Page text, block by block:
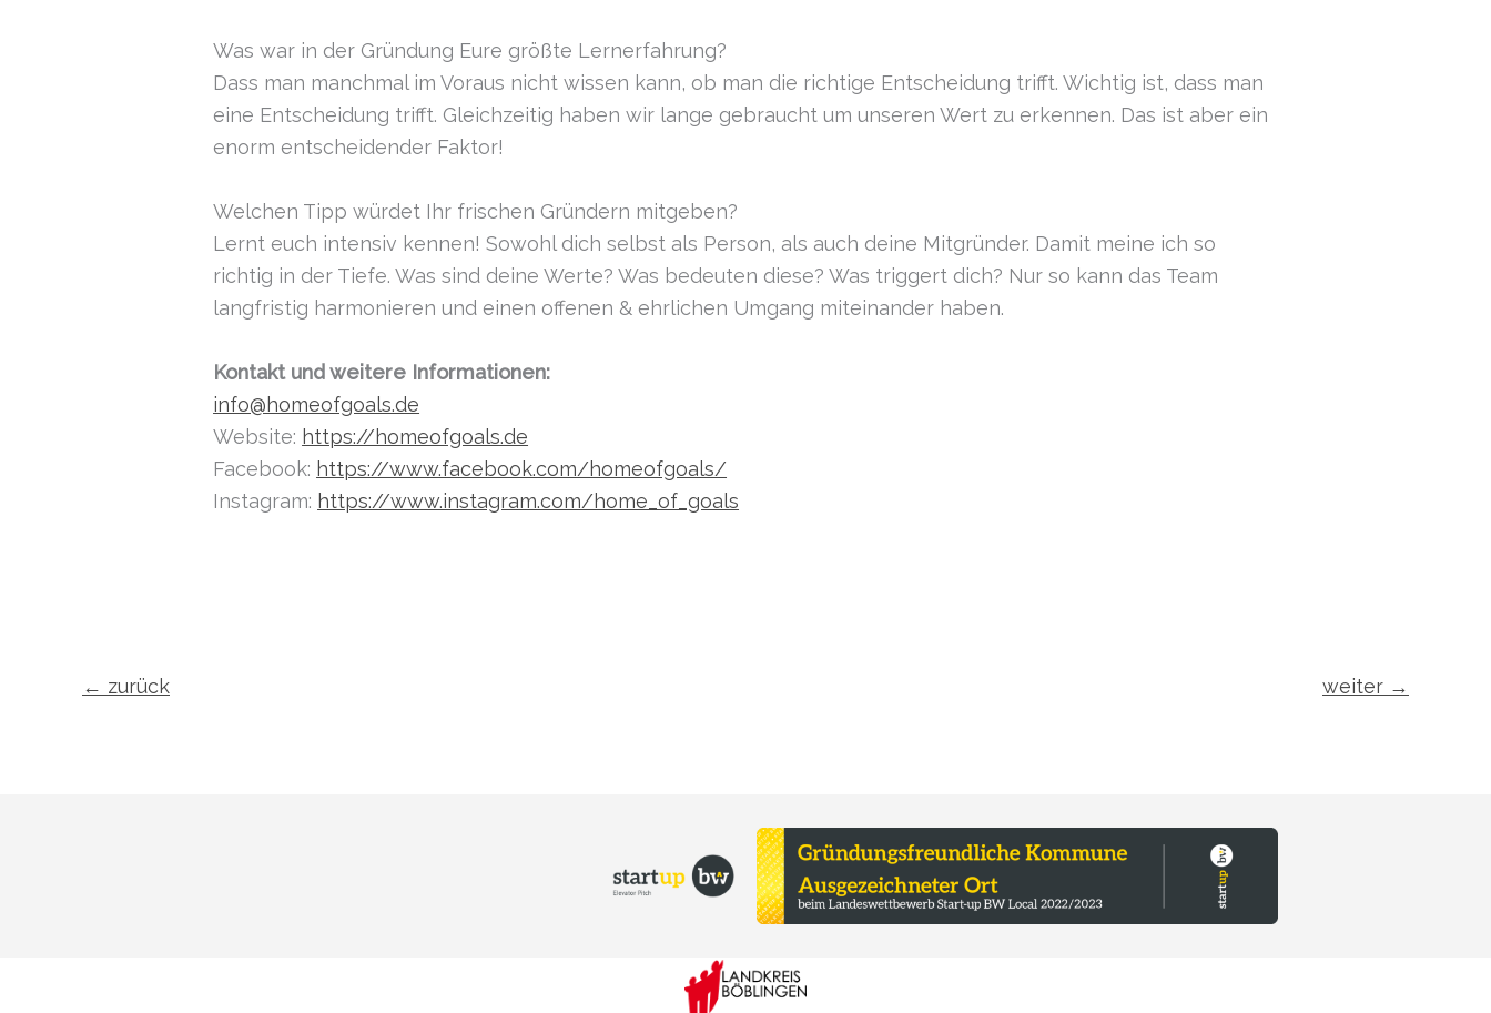
Was war in der Gründung Eure größte Lernerfahrung?
Dass man manchmal im Voraus nicht wissen kann, ob man die richtige Entscheidung trifft. Wichtig ist, dass man
eine Entscheidung trifft. Gleichzeitig haben wir lange gebraucht um unseren Wert zu erkennen. Das ist aber ein
enorm entscheidender Faktor!
Welchen Tipp würdet Ihr frischen Gründern mitgeben?
Lernt euch intensiv kennen! Sowohl dich selbst als Person, als auch deine Mitgründer. Damit meine ich so
richtig in der Tiefe. Was sind deine Werte? Was bedeuten diese? Was triggert dich? Nur so kann das Team
langfristig harmonieren und einen offenen & ehrlichen Umgang miteinander haben.
Kontakt und weitere Informationen:
info@homeofgoals.de
Website: https://homeofgoals.de
Facebook: https://www.facebook.com/homeofgoals/
Instagram: https://www.instagram.com/home_of_goals
← zurück weiter →